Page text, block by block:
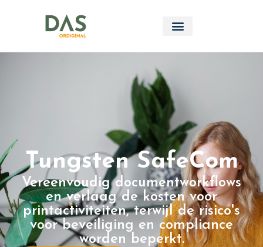
Tungsten SafeCom
Vereenvoudig documentworkflows
en verlaag de kosten voor
printactiviteiten, terwijl de risico's
voor beveiliging en compliance
worden beperkt.